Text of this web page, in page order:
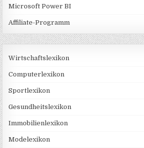
Microsoft Power BI
Affiliate-Programm
Wirtschaftslexikon
Computerlexikon
Sportlexikon
Gesundheitslexikon
Immobilienlexikon
Modelexikon